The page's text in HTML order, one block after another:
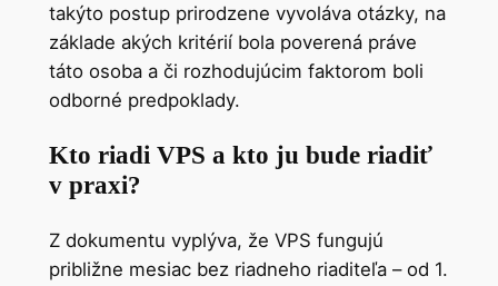
takýto postup prirodzene vyvoláva otázky, na
základe akých kritérií bola poverená práve
táto osoba a či rozhodujúcim faktorom boli
odborné predpoklady.
Kto riadi VPS a kto ju bude riadiť
v praxi?
Z dokumentu vyplýva, že VPS fungujú
približne mesiac bez riadneho riaditeľa – od 1.